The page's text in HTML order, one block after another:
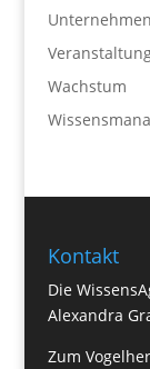
Wachstum
Kontakt
Die
Alexandra
Zum